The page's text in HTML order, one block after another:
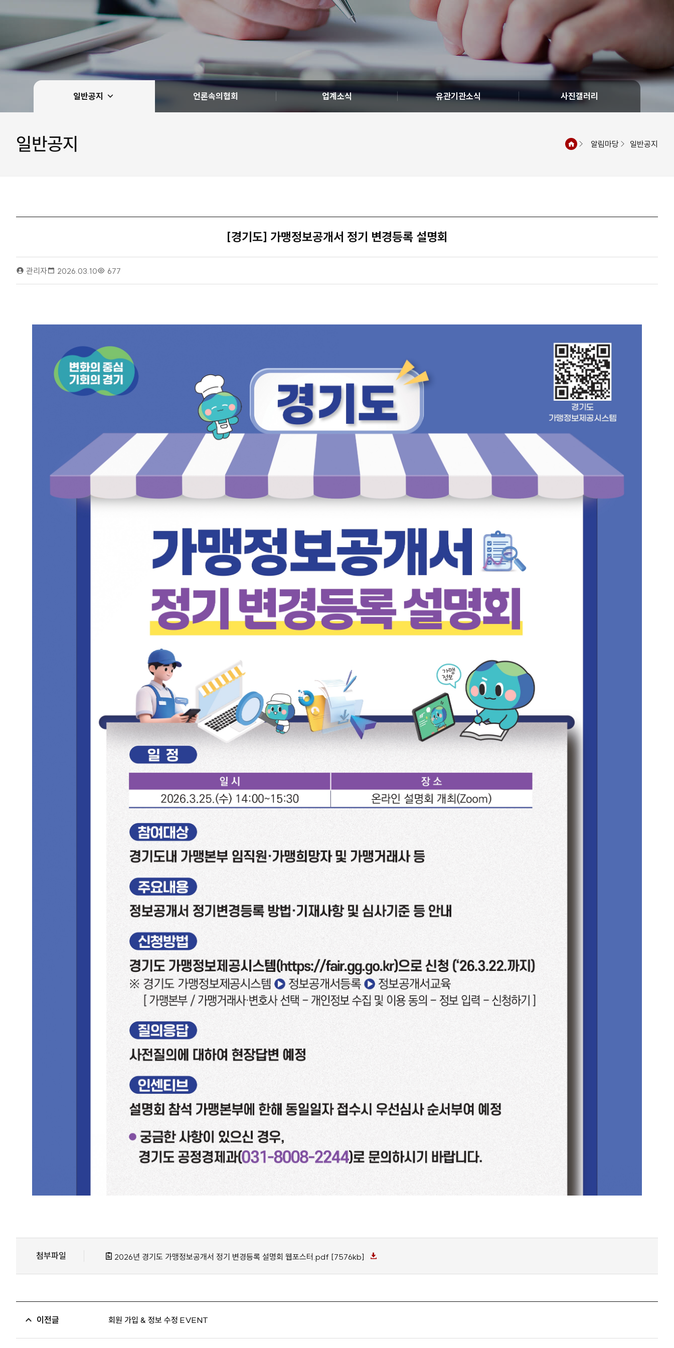
일반공지 언론속의협회 업계소식 유관기관소식 사진갤러리
일반공지 알림마당 일반공지
[경기도] 가맹정보공개서 정기 변경등록 설명회
관리자 2026.03.10 677
첨부파일 2026년 경기도 가맹정보공개서 정기 변경등록 설명회 웹포스터.pdf [7576kb]
이전글 회원 가입 & 정보 수정 EVENT